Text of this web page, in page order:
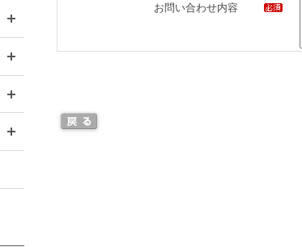
お問い合わせ内容